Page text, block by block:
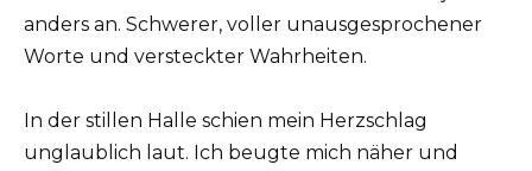
anders an. Schwerer, voller unausgesprochener
Worte und versteckter Wahrheiten.
In der stillen Halle schien mein Herzschlag
unglaublich laut. Ich beugte mich näher und